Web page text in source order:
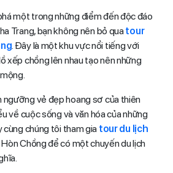
một trong những điểm đến độc đáo
Trang, bạn không nên bỏ qua tour
. Đây là một khu vực nổi tiếng với
xếp chồng lên nhau tạo nên những
vẻ đẹp hoang sơ của thiên
về cuộc sống và văn hóa của những
cùng chúng tôi tham gia tour du lịch
Chồng để có một chuyến du lịch